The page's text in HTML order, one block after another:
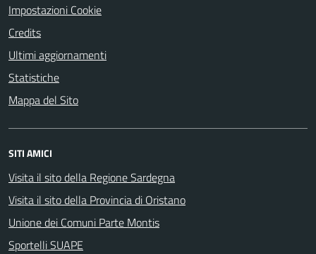
Impostazioni Cookie
Credits
Ultimi aggiornamenti
Statistiche
Mappa del Sito
SITI AMICI
Visita il sito della Regione Sardegna
Visita il sito della Provincia di Oristano
Unione dei Comuni Parte Montis
Sportelli SUAPE